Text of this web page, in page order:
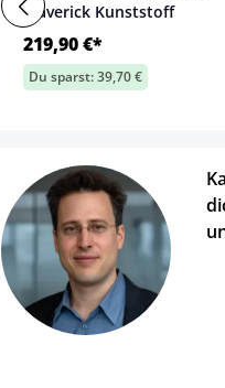
Maverick Kunststoff
219,90 €*
Du sparst: 39,70 €